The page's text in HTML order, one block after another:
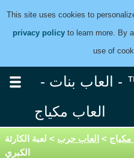
This site uses cookies to
privacy policy to learn more. By
use of
™ - العاب بنات -
العاب مكياج
مكياج > العاب حرب > لعبة الكارثة
الكبري